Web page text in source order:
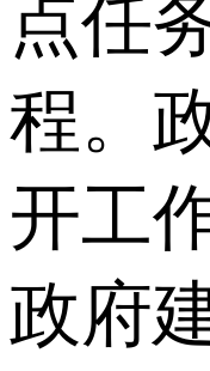
点任
程。
开工
政府